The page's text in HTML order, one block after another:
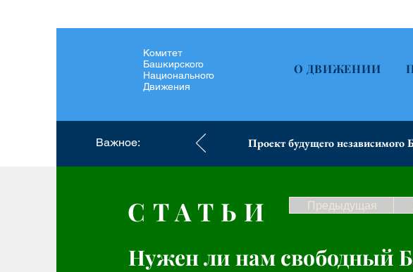
Комитет
Башкирского
Национального
Движения
О ДВИЖЕНИИ
Важное: Проект будущего независимого
СТАТЬИ Предыдущая
Нужен ли нам свободный